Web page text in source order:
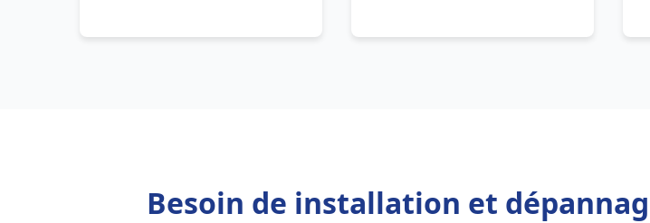
Besoin de installation et